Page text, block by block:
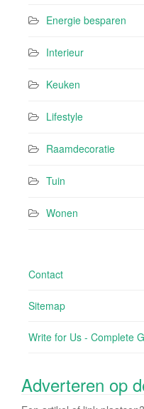
Energie besparen
Interieur
Keuken
Lifestyle
Raamdecoratie
Tuin
Wonen
Contact
Sitemap
Write for Us - Complete
Adverteren op